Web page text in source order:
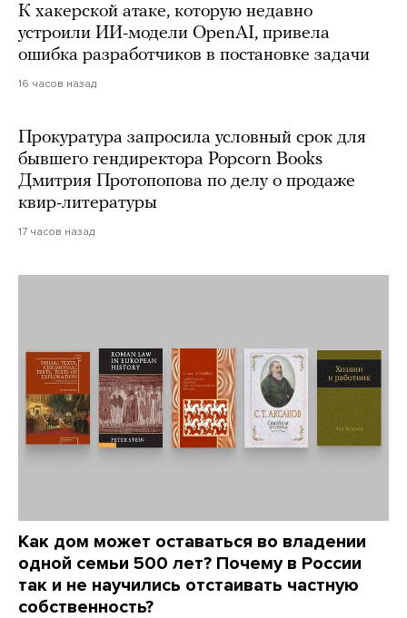
К хакерской атаке, которую недавно
устроили ИИ-модели OpenAI, привела
ошибка разработчиков в постановке задачи
16 часов назад
Прокуратура запросила условный срок для
бывшего гендиректора Popcorn Books
Дмитрия Протопопова по делу о продаже
квир-литературы
17 часов назад
Как дом может оставаться во владении
одной семьи 500 лет? Почему в России
так и не научились отстаивать частную
собственность?